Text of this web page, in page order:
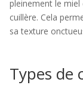
pleinement le
cuillère. Cela
sa texture
Types de